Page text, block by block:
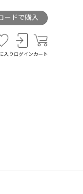
ードで購入
入り ログイン カート